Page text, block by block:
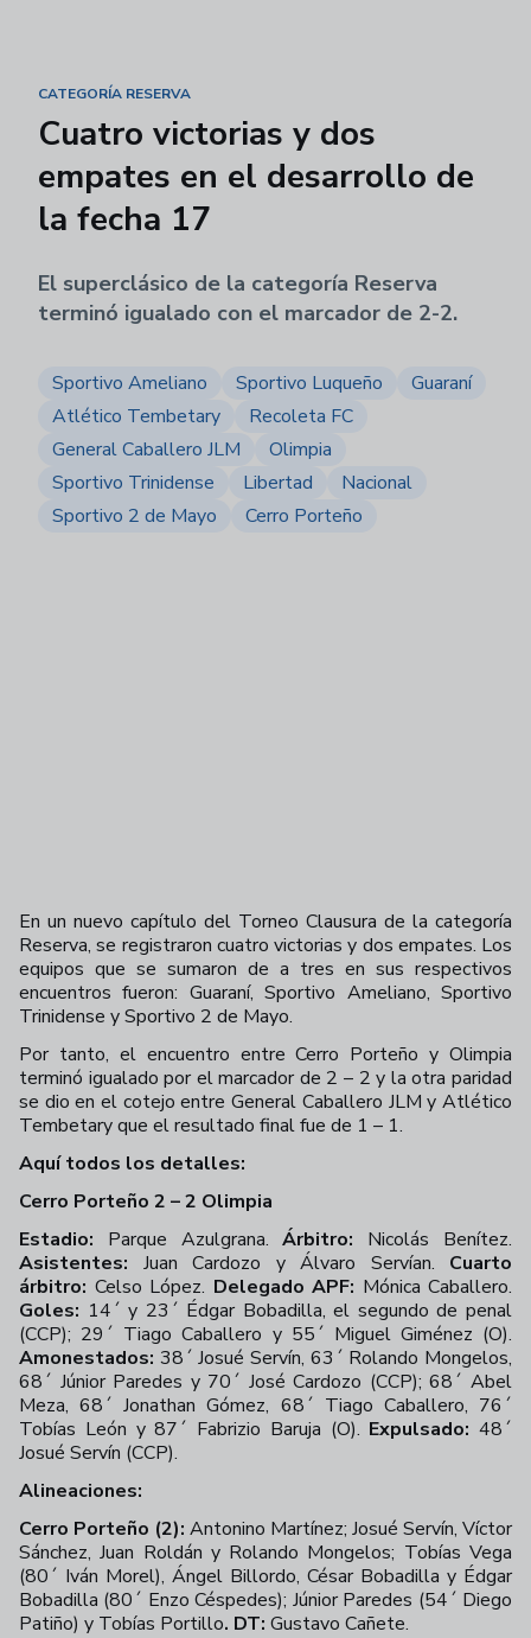
CATEGORÍA RESERVA
Cuatro victorias y dos
empates en el desarrollo de
la fecha 17
El superclásico de la categoría Reserva
terminó igualado con el marcador de 2-2.
Sportivo Ameliano Sportivo Luqueño
Guaraní
Atlético Tembetary
Recoleta FC
General Caballero JLM
Olimpia
Sportivo Trinidense
Libertad
Nacional
Sportivo 2 de Mayo
Cerro Porteño
En un nuevo capítulo del Torneo Clausura de la categoría
Reserva, se registraron cuatro victorias y dos empates. Los
equipos que se sumaron de a tres en sus respectivos
encuentros fueron: Guaraní, Sportivo Ameliano, Sportivo
Trinidense y Sportivo 2 de Mayo.
Por tanto, el encuentro entre Cerro Porteño y Olimpia
terminó igualado por el marcador de 2 – 2 y la otra paridad
se dio en el cotejo entre General Caballero JLM y Atlético
Tembetary que el resultado final fue de 1 – 1.
Aquí todos los detalles:
Cerro Porteño 2 – 2 Olimpia
Estadio: Parque Azulgrana.Árbitro: Nicolás Benítez.
Asistentes: Juan Cardozo y Álvaro Servían. Cuarto
árbitro: Celso López. Delegado APF: Mónica Caballero.
Goles: 14´ y 23´ Édgar Bobadilla, el segundo de penal
(CCP); 29´ Tiago Caballero y 55´ Miguel Giménez (O).
Amonestados: 38´ Josué Servín, 63´ Rolando Mongelos,
68´ Júnior Paredes y 70´ José Cardozo (CCP); 68´ Abel
Meza, 68´ Jonathan Gómez, 68´ Tiago Caballero, 76´
Tobías León y 87´ Fabrizio Baruja (O). Expulsado: 48´
Josué Servín (CCP).
Alineaciones:
Cerro Porteño (2): Antonino Martínez; Josué Servín, Víctor
Sánchez, Juan Roldán y Rolando Mongelos; Tobías Vega
(80´ Iván Morel), Ángel Billordo, César Bobadilla y Édgar
Bobadilla (80´ Enzo Céspedes); Júnior Paredes (54´ Diego
Patiño) y Tobías Portillo. DT: Gustavo Cañete.